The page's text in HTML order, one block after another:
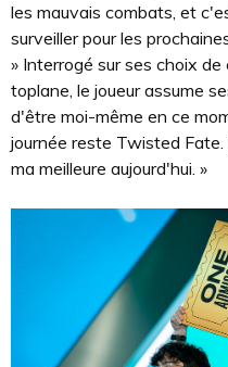
les mauvais combats, et
surveiller pour les
» Interrogé sur ses choix
toplane, le joueur assume
d'être moi-même en ce
journée reste Twisted
ma meilleure aujourd'hui. »